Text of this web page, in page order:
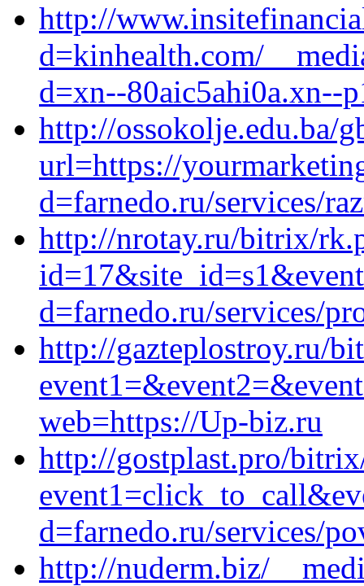
http://
d=kinhealth.com/
d=xn--80aic5ahi0a.xn--
http://ossokolje.edu.ba/
url=https://
d=farnedo.ru/services/
http://nrotay.ru/bitrix/
d=farnedo.ru/services/
http://gazteplostroy.ru/
web=https://Up-biz.ru
http://gostplast.pro/
d=farnedo.ru/services/
http://nuderm.biz/